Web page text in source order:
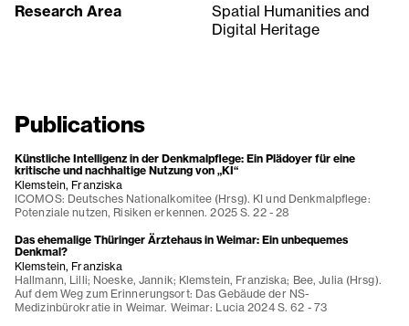
Research Area
Spatial Humanities and
Digital Heritage
Publications
Künstliche Intelligenz in der Denkmalpflege: Ein Plädoyer für eine
kritische und nachhaltige Nutzung von „KI“
Klemstein, Franziska
ICOMOS: Deutsches Nationalkomitee (Hrsg). KI und Denkmalpflege:
Potenziale nutzen, Risiken erkennen. 2025 S. 22 - 28
Das ehemalige Thüringer Ärztehaus in Weimar: Ein unbequemes
Denkmal?
Klemstein, Franziska
Hallmann, Lilli; Noeske, Jannik; Klemstein, Franziska; Bee, Julia (Hrsg).
Auf dem Weg zum Erinnerungsort: Das Gebäude der NS-
Medizinbürokratie in Weimar. Weimar: Lucia 2024 S. 62 - 73